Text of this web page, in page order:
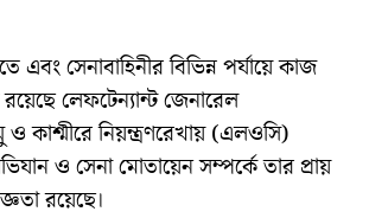
এবং সেনাবাহিনীর বিভিন্ন পর্যায়ে কাজ
লেফটেন্যান্ট জেনারেল
কাশ্মীরে নিয়ন্ত্রণরেখায় (এলওসি)
ও সেনা মোতায়েন সম্পর্কে তার প্রায়
রয়েছে।